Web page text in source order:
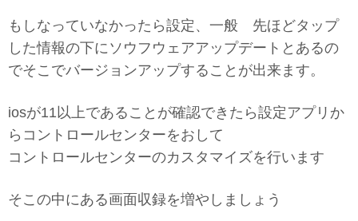
もしなっていなかったら設定、一般 先ほどタップ
した情報の下にソウフウェアアップデートとあるの
でそこでバージョンアップすることが出来ます。
iosが11以上であることが確認できたら設定アプリか
らコントロールセンターをおして
コントロールセンターのカスタマイズを行います
そこの中にある画面収録を増やしましょう